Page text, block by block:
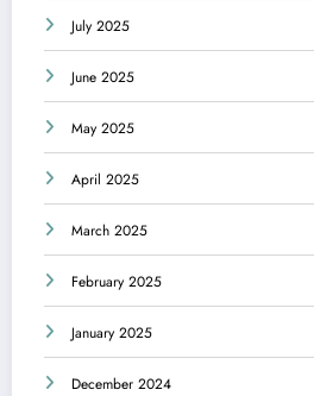
July 2025
June 2025
May 2025
April 2025
March 2025
February 2025
January 2025
December 2024